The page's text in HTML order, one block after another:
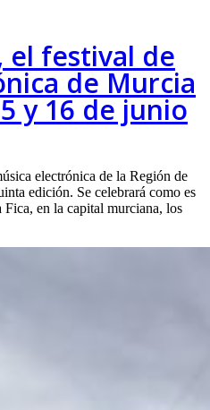
el festival de
de Murcia
y 16 de junio
electrónica de la Región de
edición. Se celebrará como es
en la capital murciana, los